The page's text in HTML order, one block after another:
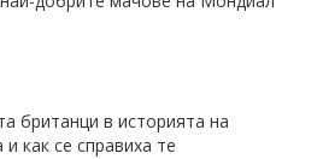
британци в историята на
и как се справиха те